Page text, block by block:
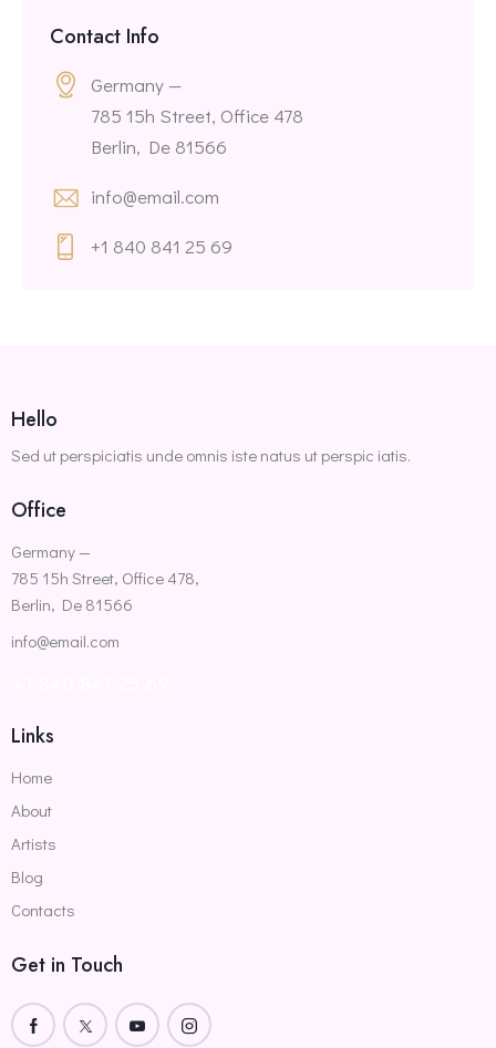
Contact Info
Germany —
785 15h Street, Office 478
Berlin, De 81566
info@email.com
+1 840 841 25 69
Hello
Sed ut perspiciatis unde omnis iste natus ut perspic iatis.
Office
Germany —
785 15h Street, Office 478,
Berlin, De 81566
info@email.com
Links
Home
About
Artists
Blog
Contacts
Get in Touch